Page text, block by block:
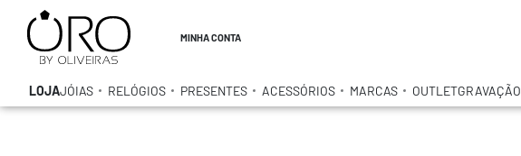
MINHA CONTA
LOJAJÓIAS RELÓGIOS PRESENTES ACESSÓRIOS MARCAS OUTLETGRAVAÇÃO